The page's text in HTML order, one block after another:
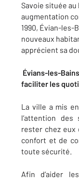
Savoie située au
augmentation
1990, Évian-les-
nouveaux
apprécient sa
Évians-les-
faciliter les
La ville a mis
l’attention
rester chez eux
confort et de
toute sécurité.
Afin d’aider